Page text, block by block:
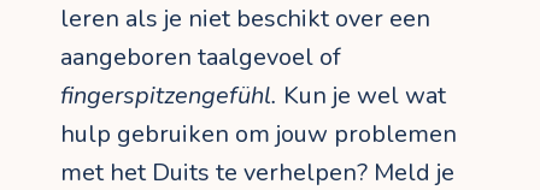
leren als je niet beschikt over een
aangeboren taalgevoel of
fingerspitzengefühl. Kun je wel wat
hulp gebruiken om jouw problemen
met het Duits te verhelpen? Meld je